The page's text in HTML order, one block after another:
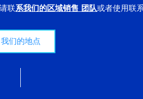
联系我们的区域销售 团队或者使用联
我们的地点